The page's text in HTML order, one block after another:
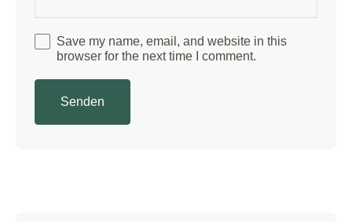
Save my name, email, and website in this
browser for the next time I comment.